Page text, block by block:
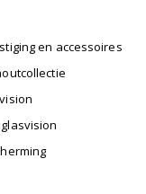
en accessoires